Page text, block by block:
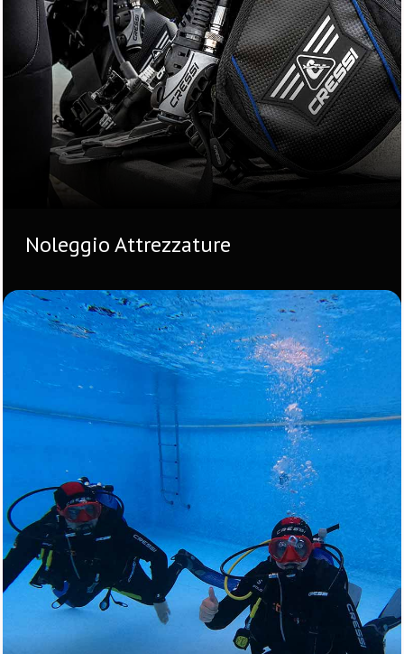
Noleggio Attrezzature